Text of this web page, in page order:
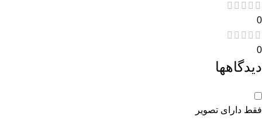
0
0
دیدگاهها
فقط دارای تصویر